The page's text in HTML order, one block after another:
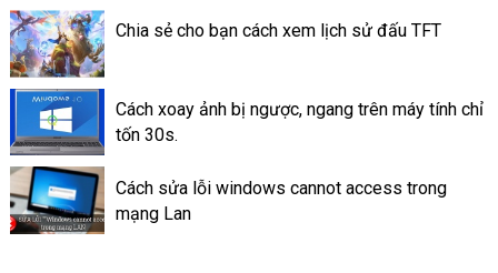
Chia sẻ cho bạn cách xem lịch sử đấu TFT
Cách xoay ảnh bị ngược, ngang trên máy tính chỉ
tốn 30s.
Cách sửa lỗi windows cannot access trong
mạng Lan